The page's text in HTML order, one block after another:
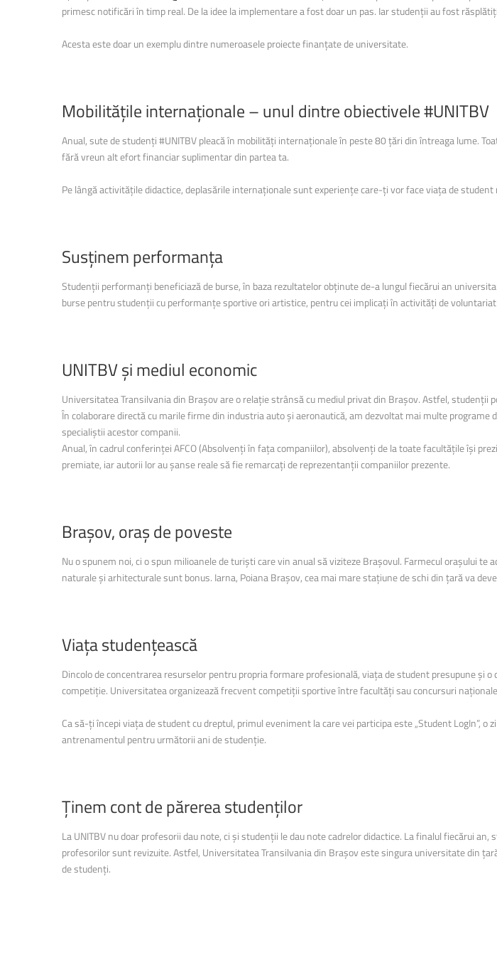
primesc notificări în timp real. De la idee la implementare a fost doar un pas. Iar studenții au fost
Acesta este doar un exemplu dintre numeroasele proiecte finanțate de universitate.
Mobilitățileinternaționale–unul dintreobiectivele#UNITBV
Anual, sute de studenți #UNITBV pleacă în mobilități internaționale în peste 80 țări din întreaga lume.
fără vreun alt efort financiar suplimentar din partea ta.
Pe lângă activitățile didactice, deplasările internaționale sunt experiențe care-ți vor face viața de student
Susținemperformanța
Studenții performanți beneficiază de burse, în baza rezultatelor obținute de-a lungul fiecărui an
burse pentru studenții cu performanțe sportive ori artistice, pentru cei implicați în activități de
UNITBVșimediul economic
Universitatea Transilvania din Brașov are o relație strânsă cu mediul privat din Brașov. Astfel, studenții
În colaborare directă cu marile firme din industria auto și aeronautică, am dezvoltat mai multe
specialiștii acestor companii.
Anual, în cadrul conferinței AFCO (Absolvenți în fața companiilor), absolvenți de la toate facultățile își
premiate, iar autorii lor au șanse reale să fie remarcați de reprezentanții companiilor prezente.
Brașov,orașdepoveste
Nu o spunem noi, ci o spun milioanele de turiști care vin anual să viziteze Brașovul. Farmecul orașului
naturale și arhitecturale sunt bonus. Iarna, Poiana Brașov, cea mai mare stațiune de schi din țară va
Viațastudențească
Dincolo de concentrarea resurselor pentru propria formare profesională, viața de student presupune
competiție. Universitatea organizează frecvent competiții sportive între facultăți sau concursuri
Ca să-ți începi viața de student cu dreptul, primul eveniment la care vei participa este „Student LogIn”, o
antrenamentul pentru următorii ani de studenție.
Ținemcontdepărereastudenților
La UNITBV nu doar profesorii dau note, ci și studenții le dau note cadrelor didactice. La finalul fiecărui
profesorilor sunt revizuite. Astfel, Universitatea Transilvania din Brașov este singura universitate din
de studenți.